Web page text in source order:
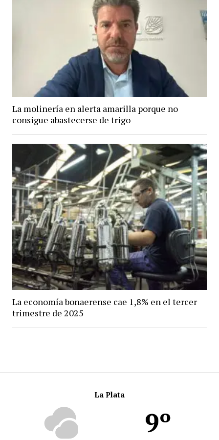
La Plata
9º
La molinería en alerta amarilla porque no
consigue abastecerse de trigo
La economía bonaerense cae 1,8% en el tercer
trimestre de 2025